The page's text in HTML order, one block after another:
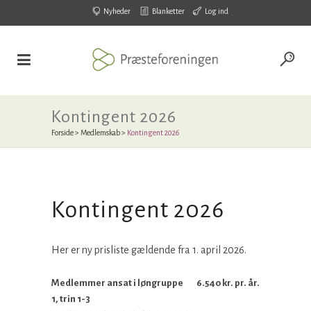
Nyheder Blanketter Log ind
Kontingent 2026
Forside> Medlemskab> Kontingent 2026
Kontingent 2026
Her er ny prisliste gældende fra 1. april 2026.
Medlemmer ansat i løngruppe
1, trin 1-3
6.540 kr. pr. år.